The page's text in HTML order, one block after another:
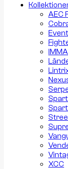
AEC
XCC